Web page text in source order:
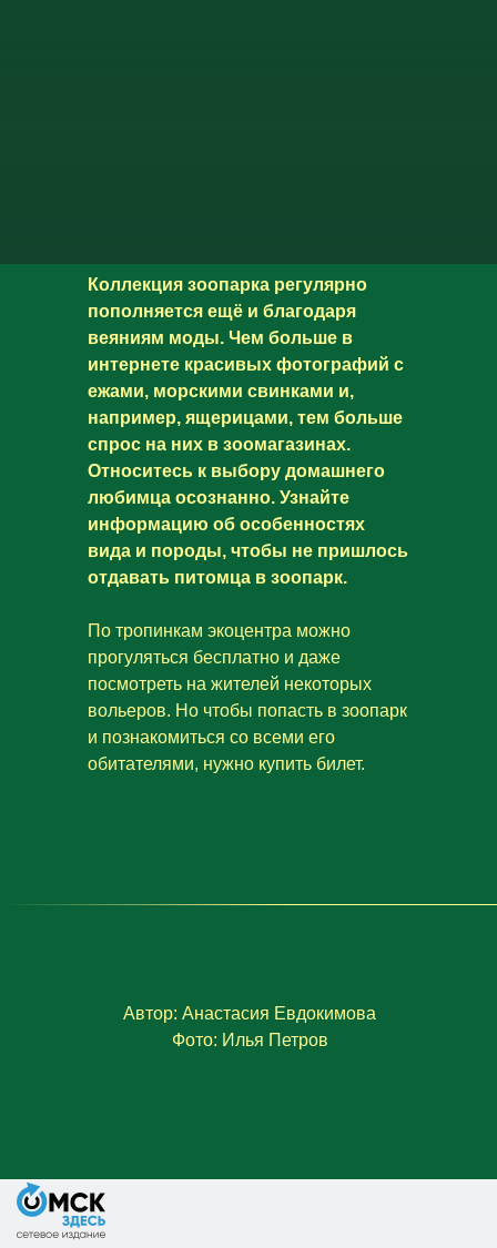
Коллекция зоопарка регулярно
пополняется ещё и благодаря
веяниям моды. Чем больше в
интернете красивых фотографий с
ежами, морскими свинками и,
например, ящерицами, тем больше
спрос на них в зоомагазинах.
Относитесь к выбору домашнего
любимца осознанно. Узнайте
информацию об особенностях
вида и породы, чтобы не пришлось
отдавать питомца в зоопарк.
По тропинкам экоцентра можно
прогуляться бесплатно и даже
посмотреть на жителей некоторых
вольеров. Но чтобы попасть в зоопарк
и познакомиться со всеми его
обитателями, нужно купить билет.
Автор: Анастасия Евдокимова
Фото: Илья Петров